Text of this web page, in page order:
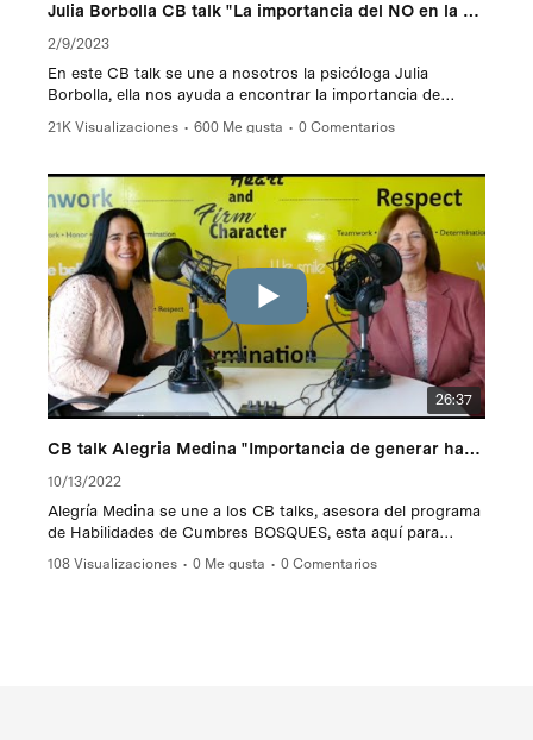
Julia Borbolla CB talk "La importancia del NO en la vida de nuestros hijos"
2/9/2023
En este CB talk se une a nosotros la psicóloga Julia
Borbolla, ella nos ayuda a encontrar la importancia de
21K Visualizaciones • 600 Me gusta • 0 Comentarios
26:37
CB talk Alegria Medina "Importancia de generar habilidades"
10/13/2022
Alegría Medina se une a los CB talks, asesora del programa
de Habilidades de Cumbres BOSQUES, esta aquí para
el desarrollo de habilidades.
108 Visualizaciones • 0 Me gusta • 0 Comentarios